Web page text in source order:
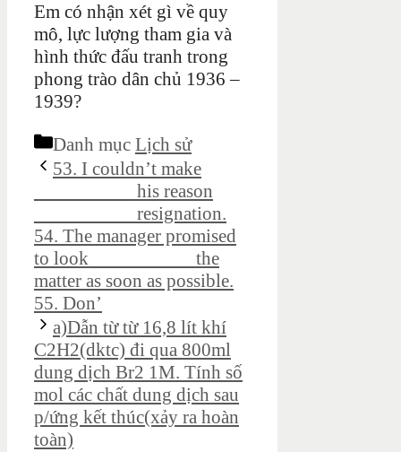
Em có nhận xét gì về quy
mô, lực lượng tham gia và
hình thức đấu tranh trong
phong trào dân chủ 1936 –
1939?
Danh mục Lịch sử
53. I couldn’t make
__________ his reason
__________ resignation.
54. The manager promised
to look __________ the
matter as soon as possible.
55. Don’
a)Dẫn từ từ 16,8 lít khí
C2H2(dktc) đi qua 800ml
dung dịch Br2 1M. Tính số
mol các chất dung dịch sau
p/ứng kết thúc(xảy ra hoàn
toàn)